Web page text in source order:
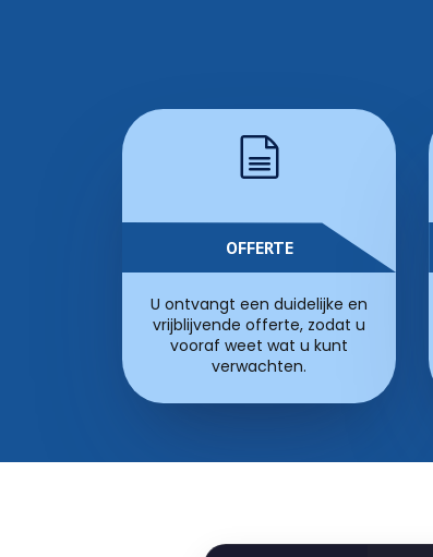
OFFERTE
U ontvangt een duidelijke en
vrijblijvende offerte, zodat u
vooraf weet wat u kunt
verwachten.